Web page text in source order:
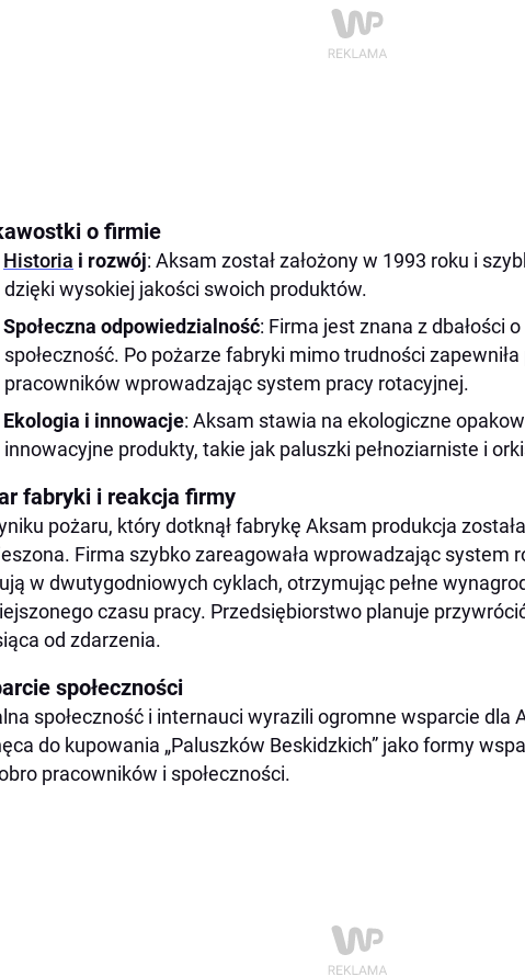
o firmie
Historia i rozwój: Aksam został założony w 1993 roku i
dzięki wysokiej jakości swoich produktów.
Społeczna odpowiedzialność: Firma jest znana z dbałości
społeczność. Po pożarze fabryki mimo trudności
pracowników wprowadzając system pracy rotacyjnej​.
Ekologia i innowacje: Aksam stawia na ekologiczne
innowacyjne produkty, takie jak paluszki pełnoziarniste i
fabryki i reakcja firmy
pożaru, który dotknął fabrykę Aksam produkcja
Firma szybko zareagowała wprowadzając system
w dwutygodniowych cyklach, otrzymując pełne
czasu pracy​​. Przedsiębiorstwo planuje
od zdarzenia​.
społeczności
społeczność i internauci wyrazili ogromne wsparcie dla
do kupowania „Paluszków Beskidzkich” jako formy
pracowników i społeczności.